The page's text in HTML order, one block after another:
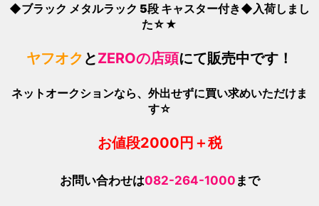
◆ブラック メタルラック 5段 キャスター付き◆入荷しまし
た☆★
ヤフオク とZEROの店頭にて販売中です！
ネットオークションなら、外出せずに買い求めいただけま
す☆
お値段2000 円＋税
お問い合わせは082-264-1000 まで